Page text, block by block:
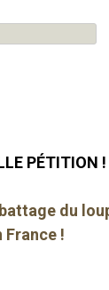
PÉTITION !
du
France !